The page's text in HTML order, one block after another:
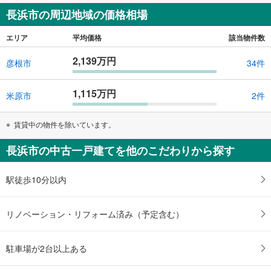
長浜市の周辺地域の価格相場
エリア 平均価格 該当物件数
彦根市 2,139万円 34件
米原市 1,115万円 2件
賃貸中の物件を除いています。
長浜市の中古一戸建てを他のこだわりから探す
駅徒歩10分以内
リノベーション・リフォーム済み（予定含む）
駐車場が2台以上ある